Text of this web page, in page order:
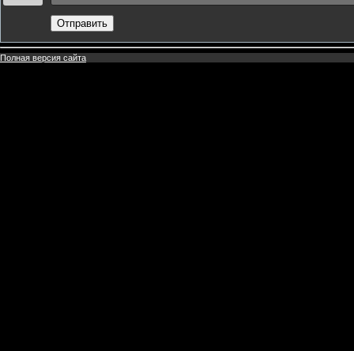
Отправить
Полная версия сайта